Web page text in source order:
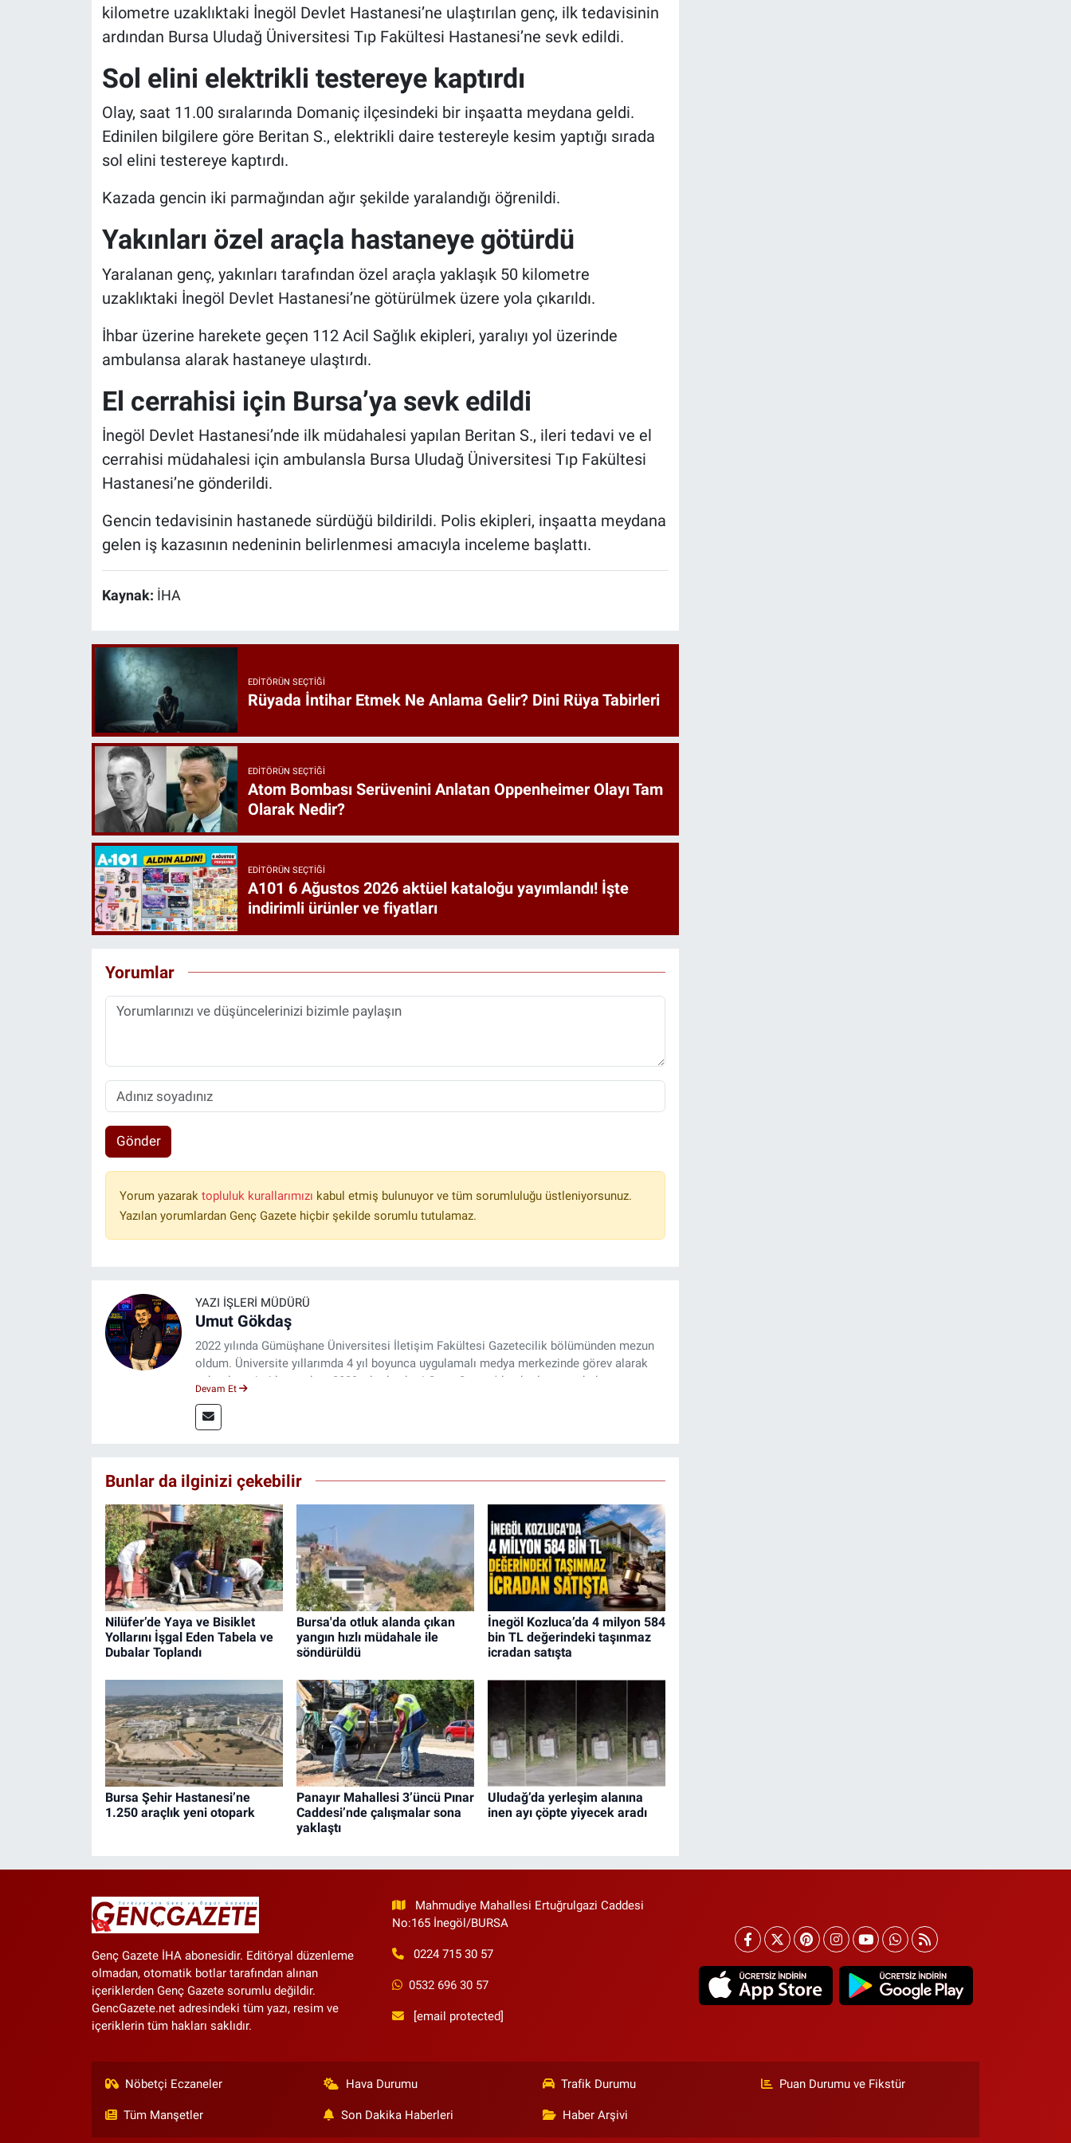
kilometre uzaklıktaki İnegöl Devlet Hastanesi’ne ulaştırılan genç, ilk tedavisinin
ardından Bursa Uludağ Üniversitesi Tıp Fakültesi Hastanesi’ne sevk edildi.
Sol elini elektrikli testereye kaptırdı
Olay, saat 11.00 sıralarında Domaniç ilçesindeki bir inşaatta meydana geldi.
Edinilen bilgilere göre Beritan S., elektrikli daire testereyle kesim yaptığı sırada
sol elini testereye kaptırdı.
Kazada gencin iki parmağından ağır şekilde yaralandığı öğrenildi.
Yakınları özel araçla hastaneye götürdü
Yaralanan genç, yakınları tarafından özel araçla yaklaşık 50 kilometre
uzaklıktaki İnegöl Devlet Hastanesi’ne götürülmek üzere yola çıkarıldı.
İhbar üzerine harekete geçen 112 Acil Sağlık ekipleri, yaralıyı yol üzerinde
ambulansa alarak hastaneye ulaştırdı.
El cerrahisi için Bursa’ya sevk edildi
İnegöl Devlet Hastanesi’nde ilk müdahalesi yapılan Beritan S., ileri tedavi ve el
cerrahisi müdahalesi için ambulansla Bursa Uludağ Üniversitesi Tıp Fakültesi
Hastanesi’ne gönderildi.
Gencin tedavisinin hastanede sürdüğü bildirildi. Polis ekipleri, inşaatta meydana
gelen iş kazasının nedeninin belirlenmesi amacıyla inceleme başlattı.
Kaynak: İHA
EDITÖRÜN SEÇTIĞI
Rüyada İntihar Etmek Ne Anlama Gelir? Dini Rüya Tabirleri
EDITÖRÜN SEÇTIĞI
Atom Bombası Serüvenini Anlatan Oppenheimer Olayı Tam
Olarak Nedir?
EDITÖRÜN SEÇTIĞI
A101 6 Ağustos 2026 aktüel kataloğu yayımlandı! İşte
indirimli ürünler ve fiyatları
Yorumlar
Gönder
Yorum yazarak topluluk kurallarımızı kabul etmiş bulunuyor ve tüm sorumluluğu üstleniyorsunuz.
Yazılan yorumlardan Genç Gazete hiçbir şekilde sorumlu tutulamaz.
YAZI İŞLERI MÜDÜRÜ
Umut Gökdaş
2022 yılında Gümüşhane Üniversitesi İletişim Fakültesi Gazetecilik bölümünden mezun
oldum. Üniversite yıllarımda 4 yıl boyunca uygulamalı medya merkezinde görev alarak
saha deneyimi kazandım. 2023 yılından beri Genç Gazete'de okurlarımıza haber
Devam Et
Bunlar da ilginizi çekebilir
Nilüfer’de Yaya ve Bisiklet
Yollarını İşgal Eden Tabela ve
Dubalar Toplandı
Bursa'da otluk alanda çıkan
yangın hızlı müdahale ile
söndürüldü
İnegöl Kozluca’da 4 milyon 584
bin TL değerindeki taşınmaz
icradan satışta
Bursa Şehir Hastanesi’ne
1.250 araçlık yeni otopark
Panayır Mahallesi 3’üncü Pınar
Caddesi’nde çalışmalar sona
yaklaştı
Uludağ’da yerleşim alanına
inen ayı çöpte yiyecek aradı
Genç Gazete İHA abonesidir. Editöryal düzenleme
olmadan, otomatik botlar tarafından alınan
içeriklerden Genç Gazete sorumlu değildir.
GencGazete.net adresindeki tüm yazı, resim ve
içeriklerin tüm hakları saklıdır.
Mahmudiye Mahallesi Ertuğrulgazi Caddesi
No:165 İnegöl/BURSA
0224 715 30 57
0532 696 30 57
[email protected]
Nöbetçi Eczaneler Hava Durumu Trafik Durumu Puan Durumu ve Fikstür
Tüm Manşetler Son Dakika Haberleri Haber Arşivi